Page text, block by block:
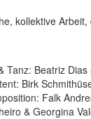
kollektive Arbeit,
Tanz: Beatriz Dias
Birk
Falk
& Georgina